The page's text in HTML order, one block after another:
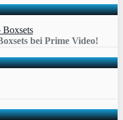
bei Prime Video!